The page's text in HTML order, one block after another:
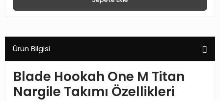
Ürün Bilgisi
Blade Hookah One M Titan
Nargile Takımı Özellikleri